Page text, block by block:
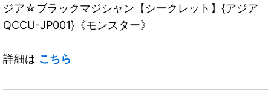
ジア☆ブラックマジシャン【シークレット】{アジア
QCCU-JP001}《モンスター》
詳細は こちら